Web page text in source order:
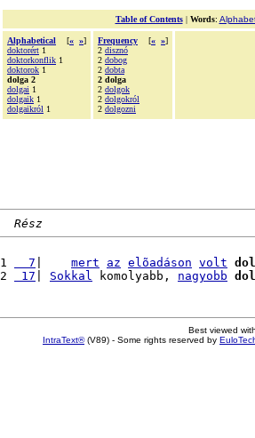
Table of Contents| Words:
Alphabetical [« »]
doktorért 1
doktorkonflik 1
doktorok 1
dolga 2
dolgai 1
dolgaik 1
dolgaikról 1
Frequency [« »]
2 disznó
2 dobog
2 dobta
2 dolga
2 dolgok
2 dolgokról
2 dolgozni
Rész
1
  7
mert az elõadáson volt
2
17 Sokkal komolyabb, nagyobb
Best viewed
IntraText®(V89) - Some rights reserved by